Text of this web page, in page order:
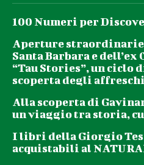
100 Numeri per
Aperture straordinarie
Santa Barbara e dell’ex
“Tau Stories”, un ciclo
scoperta degli
Alla scoperta di
un viaggio tra storia,
I libri della Giorgio
acquistabili al